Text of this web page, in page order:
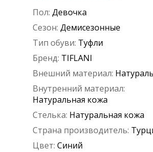
Пол: Девочка
Сезон: Демисезонные
Тип обуви: Туфли
Бренд: TIFLANI
Внешний материал:
Внутренний материал:
Натуральная кожа
Стелька: Натуральная кожа
Страна производитель:
Цвет: Синий